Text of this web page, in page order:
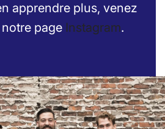
apprendre plus, venez
page Instagram.